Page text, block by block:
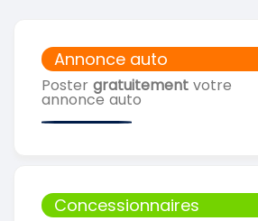
Annonce auto
Poster gratuitement votre
annonce auto
Concessionnaires